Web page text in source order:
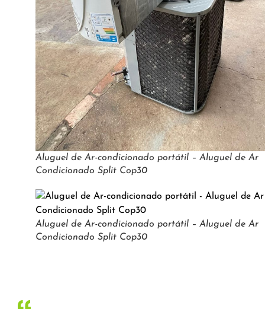
Aluguel de Ar-condicionado portátil – Aluguel de Ar
Condicionado Split Cop30
Aluguel de Ar-condicionado portátil – Aluguel de Ar
Condicionado Split Cop30